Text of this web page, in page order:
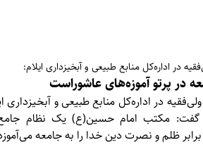
در اداره‌کل منابع طبیعی و آبخیزداری ایلام:
در پرتو آموزه‌های عاشوراست
در اداره‌کل منابع طبیعی و آبخیزداری
گفت: مکتب امام حسین(ع) یک نظام
ظلم و نصرت دین خدا را به جامعه